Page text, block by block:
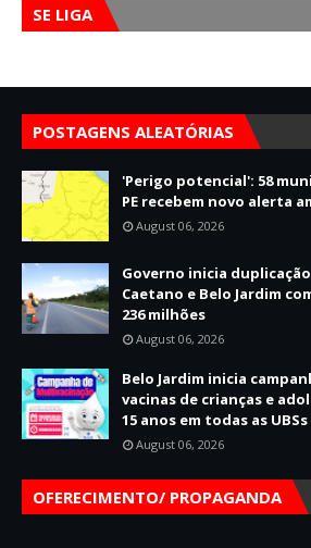
SE LIGA
POSTAGENS ALEATÓRIAS
'Perigo potencial': 58
PE recebem novo alerta
August 06, 2026
Governo inicia duplicação
Caetano e Belo Jardim
236 milhões
August 06, 2026
Belo Jardim inicia
vacinas de crianças e
15 anos em todas as UBSs
August 06, 2026
OFERECIMENTO/ PROPAGANDA